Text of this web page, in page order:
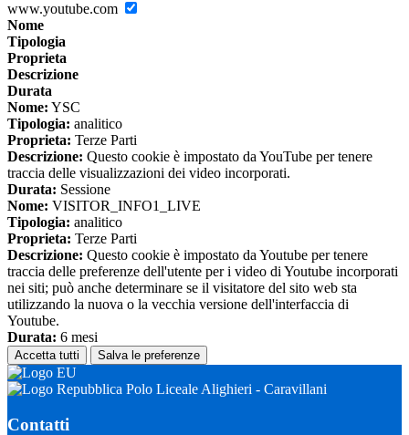
www.youtube.com
Nome
Tipologia
Proprieta
Descrizione
Durata
Nome: YSC
Tipologia: analitico
Proprieta: Terze Parti
Descrizione: Questo cookie è impostato da YouTube per tenere
traccia delle visualizzazioni dei video incorporati.
Durata: Sessione
Nome: VISITOR_INFO1_LIVE
Tipologia: analitico
Proprieta: Terze Parti
Descrizione: Questo cookie è impostato da Youtube per tenere
traccia delle preferenze dell'utente per i video di Youtube incorporati
nei siti; può anche determinare se il visitatore del sito web sta
utilizzando la nuova o la vecchia versione dell'interfaccia di
Youtube.
Durata: 6 mesi
Accetta tutti Salva le preferenze
Polo Liceale Alighieri - Caravillani
Contatti